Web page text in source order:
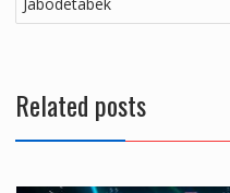
Related posts